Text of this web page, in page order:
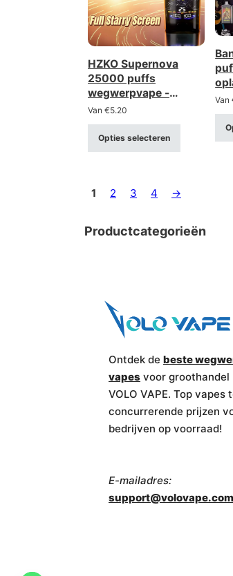
HZKO Supernova
25000 puffs
wegwerpvape -
digitaal display,
instelbare
luchtstroom,
gaasbatterij
Van €5.20
Opties selecteren
Van
1 2 3 4 →
Productcategorieën
Ontdek de beste
vapes voor groothandel
VOLO VAPE. Top vapes
concurrerende prijzen
bedrijven op voorraad!
E-mailadres:
support@volovape.com